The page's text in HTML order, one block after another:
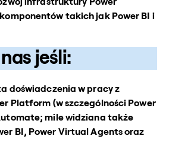
takich jak Power BI i
jeśli:
doświadczenia w pracy z
Platform (w szczególności Power
mile widziana także
BI, Power Virtual Agents oraz